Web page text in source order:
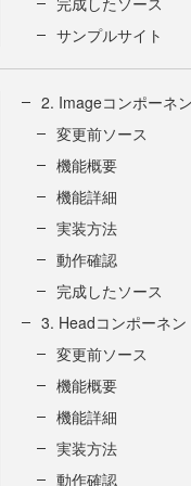
サンプルサイト
2. Imageコンポーネ
変更前ソース
機能概要
機能詳細
実装方法
動作確認
完成したソース
3. Headコンポーネン
変更前ソース
機能概要
機能詳細
実装方法
動作確認